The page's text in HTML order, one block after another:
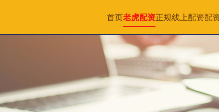
首页老虎配资正规线上配资配